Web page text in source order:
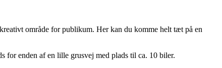
område for publikum. Her kan du komme helt tæt på en
enden af en lille grusvej med plads til ca. 10 biler.